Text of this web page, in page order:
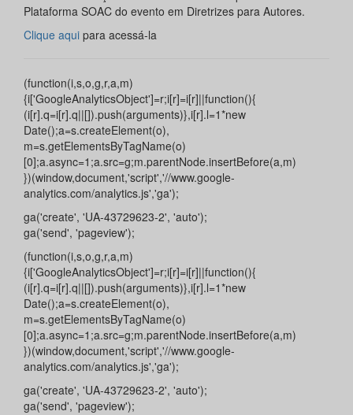
Plataforma SOAC do evento em Diretrizes para Autores.
Clique aqui para acessá-la
(function(i,s,o,g,r,a,m)
{i['GoogleAnalyticsObject']=r;i[r]=i[r]||function(){
(i[r].q=i[r].q||[]).push(arguments)},i[r].l=1*new
Date();a=s.createElement(o),
m=s.getElementsByTagName(o)
[0];a.async=1;a.src=g;m.parentNode.insertBefore(a,m)
})(window,document,'script','//www.google-
analytics.com/analytics.js','ga');
ga('create', 'UA-43729623-2', 'auto');
ga('send', 'pageview');
(function(i,s,o,g,r,a,m)
{i['GoogleAnalyticsObject']=r;i[r]=i[r]||function(){
(i[r].q=i[r].q||[]).push(arguments)},i[r].l=1*new
Date();a=s.createElement(o),
m=s.getElementsByTagName(o)
[0];a.async=1;a.src=g;m.parentNode.insertBefore(a,m)
})(window,document,'script','//www.google-
analytics.com/analytics.js','ga');
ga('create', 'UA-43729623-2', 'auto');
ga('send', 'pageview');